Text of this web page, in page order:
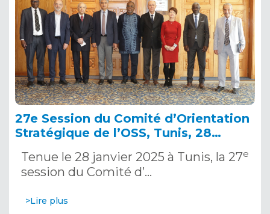
27e Session du Comité d’Orientation
Stratégique de l’OSS, Tunis, 28
Tenue le 28 janvier 2025 à Tunis, la 27e
session du Comité d’…
>Lire plus